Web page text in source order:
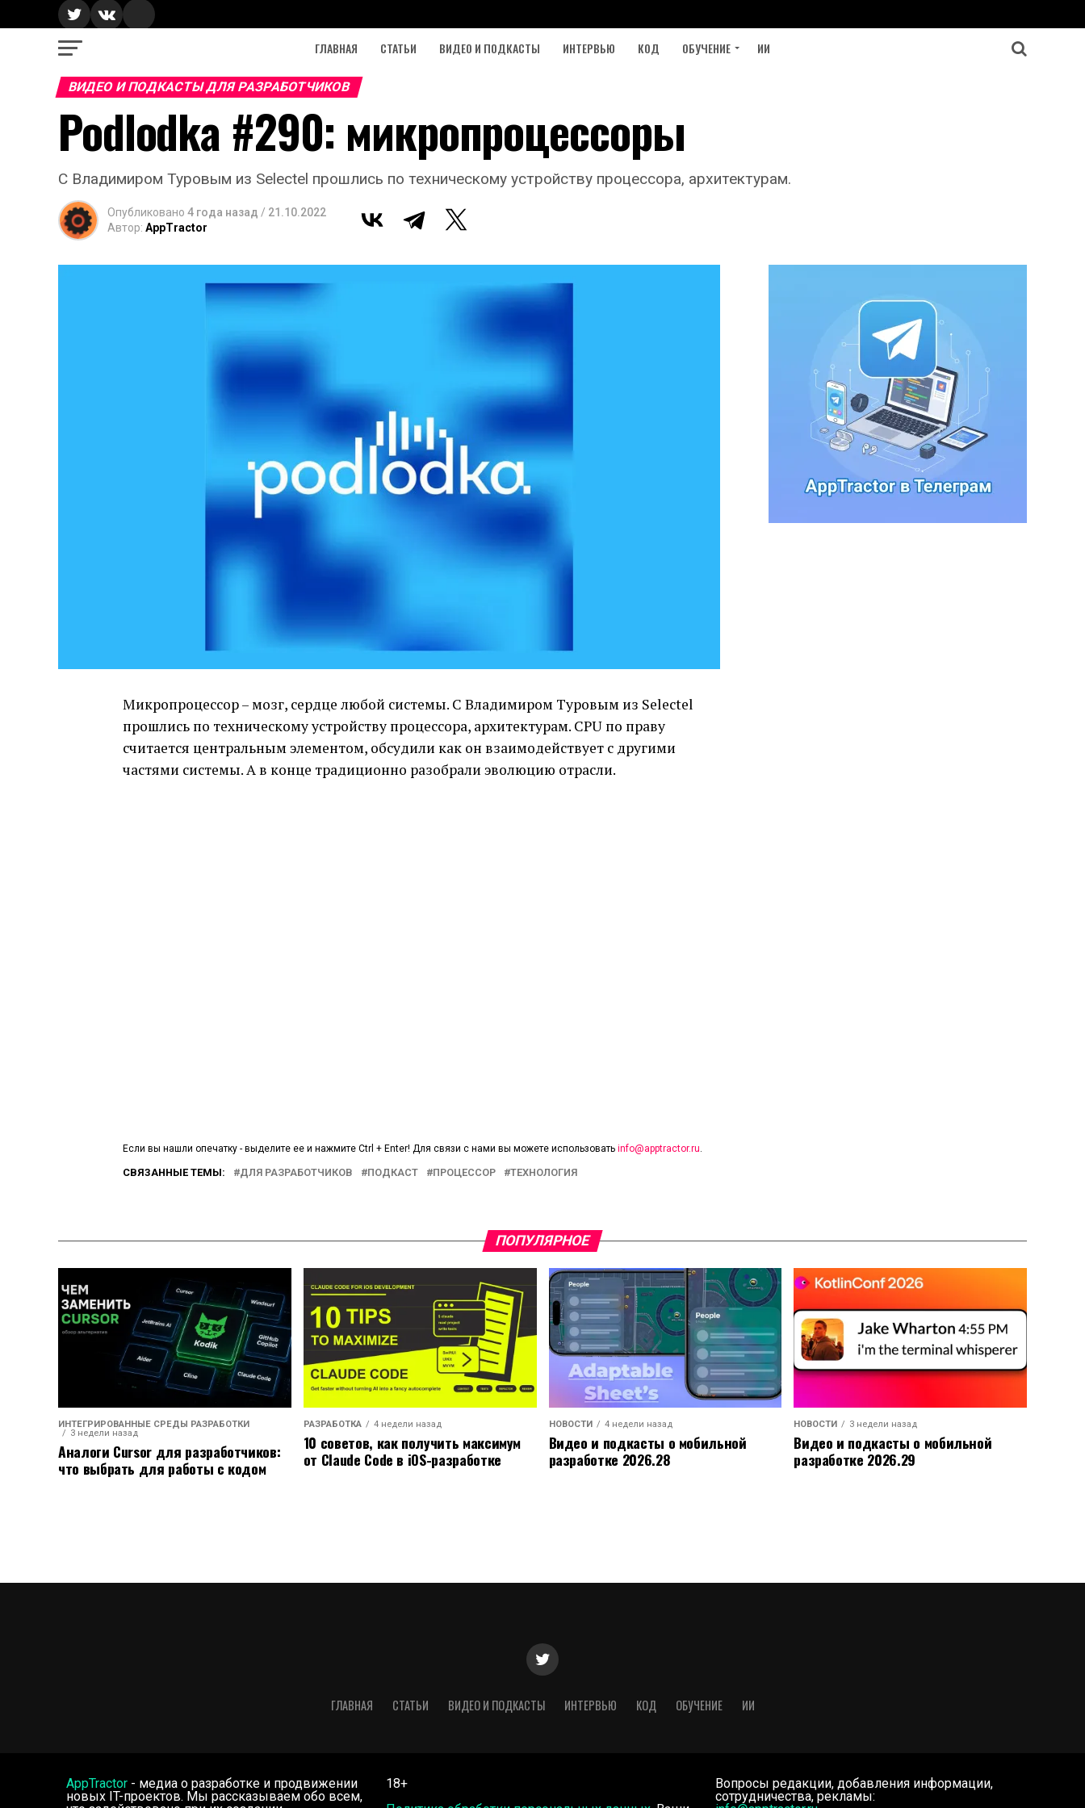
ГЛАВНАЯ СТАТЬИ ВИДЕО И ПОДКАСТЫ ИНТЕРВЬЮ КОД ОБУЧЕНИЕ ИИ
ВИДЕО И ПОДКАСТЫ ДЛЯ РАЗРАБОТЧИКОВ
Podlodka #290: микропроцессоры
С Владимиром Туровым из Selectel прошлись по техническому устройству процессора, архитектурам.
Опубликовано 4 года назад / 21.10.2022
Автор: AppTractor
Микропроцессор – мозг, сердце любой системы. С Владимиром Туровым из Selectel
прошлись по техническому устройству процессора, архитектурам. CPU по праву
считается центральным элементом, обсудили как он взаимодействует с другими
частями системы. А в конце традиционно разобрали эволюцию отрасли.
Если вы нашли опечатку - выделите ее и нажмите Ctrl + Enter! Для связи с нами вы можете использовать info@apptractor.ru.
СВЯЗАННЫЕ ТЕМЫ: ДЛЯ РАЗРАБОТЧИКОВ ПОДКАСТ ПРОЦЕССОР ТЕХНОЛОГИЯ
ПОПУЛЯРНОЕ
ИНТЕГРИРОВАННЫЕ СРЕДЫ РАЗРАБОТКИ
3 недели назад
Аналоги Cursor для разработчиков:
что выбрать для работы с кодом
РАЗРАБОТКА 4 недели назад
10 советов, как получить максимум
от Claude Code в iOS-разработке
НОВОСТИ 4 недели назад
Видео и подкасты о мобильной
разработке 2026.28
НОВОСТИ 3 недели назад
Видео и подкасты о мобильной
разработке 2026.29
ГЛАВНАЯ СТАТЬИ ВИДЕО И ПОДКАСТЫ ИНТЕРВЬЮ КОД ОБУЧЕНИЕ ИИ
AppTractor - медиа о разработке и продвижении
новых IT-проектов. Мы рассказываем обо всем,
18+
Вопросы редакции, добавления информации,
сотрудничества, рекламы: